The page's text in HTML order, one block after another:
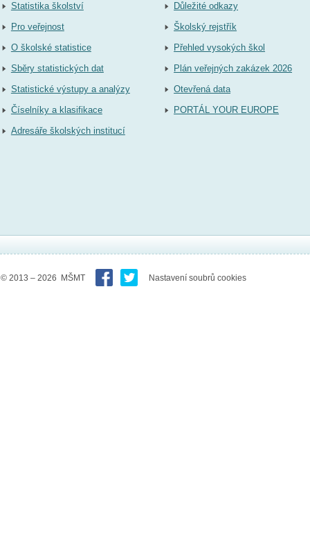
Statistika školství
Pro veřejnost
O školské statistice
Sběry statistických dat
Statistické výstupy a analýzy
Číselníky a klasifikace
Adresáře školských institucí
Důležité odkazy
Školský rejstřík
Přehled vysokých škol
Plán veřejných zakázek 2026
Otevřená data
PORTÁL YOUR EUROPE
© 2013 – 2026 MŠMT Nastavení soubrů cookies